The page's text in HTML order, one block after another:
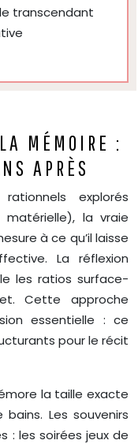
transcendant
MÉMOIRE :
APRÈS
explorés
matérielle), la vraie
à ce qu’il laisse
La réflexion
les ratios surface-
Cette approche
essentielle : ce
pour le récit
la taille exacte
Les souvenirs
: les soirées jeux de